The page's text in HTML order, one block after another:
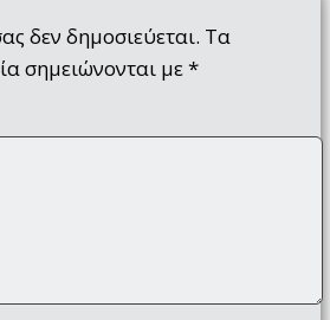
δεν δημοσιεύεται. Τα
σημειώνονται με*